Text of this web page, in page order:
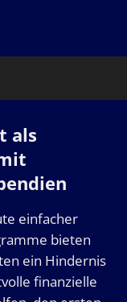
als
einfacher
bieten
ein Hindernis
finanzielle